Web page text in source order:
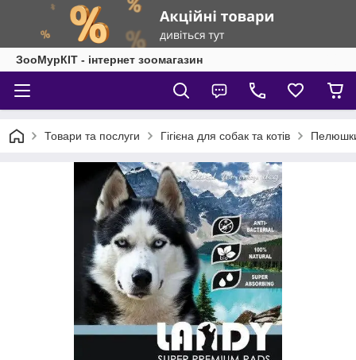
ЗооМурКІТ - інтернет зоомагазин
Товари та послуги Гігієна для собак та котів